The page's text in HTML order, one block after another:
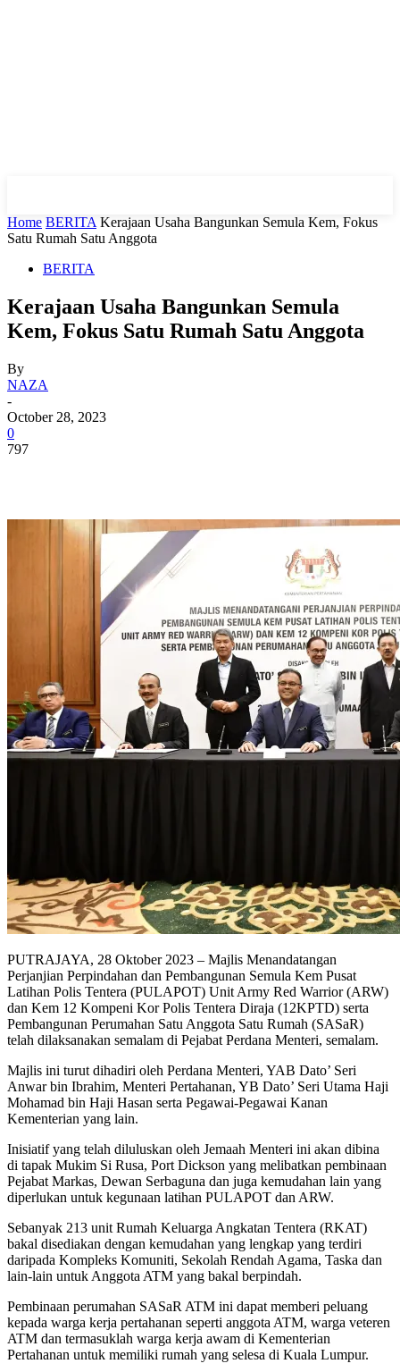
Home BERITA Kerajaan Usaha Bangunkan Semula Kem, Fokus
Satu Rumah Satu Anggota
BERITA
Kerajaan Usaha Bangunkan Semula
Kem, Fokus Satu Rumah Satu Anggota
By
NAZA
-
October 28, 2023
0
797
PUTRAJAYA, 28 Oktober 2023 – Majlis Menandatangan
Perjanjian Perpindahan dan Pembangunan Semula Kem Pusat
Latihan Polis Tentera (PULAPOT) Unit Army Red Warrior (ARW)
dan Kem 12 Kompeni Kor Polis Tentera Diraja (12KPTD) serta
Pembangunan Perumahan Satu Anggota Satu Rumah (SASaR)
telah dilaksanakan semalam di Pejabat Perdana Menteri, semalam.
Majlis ini turut dihadiri oleh Perdana Menteri, YAB Dato’ Seri
Anwar bin Ibrahim, Menteri Pertahanan, YB Dato’ Seri Utama Haji
Mohamad bin Haji Hasan serta Pegawai-Pegawai Kanan
Kementerian yang lain.
Inisiatif yang telah diluluskan oleh Jemaah Menteri ini akan dibina
di tapak Mukim Si Rusa, Port Dickson yang melibatkan pembinaan
Pejabat Markas, Dewan Serbaguna dan juga kemudahan lain yang
diperlukan untuk kegunaan latihan PULAPOT dan ARW.
Sebanyak 213 unit Rumah Keluarga Angkatan Tentera (RKAT)
bakal disediakan dengan kemudahan yang lengkap yang terdiri
daripada Kompleks Komuniti, Sekolah Rendah Agama, Taska dan
lain-lain untuk Anggota ATM yang bakal berpindah.
Pembinaan perumahan SASaR ATM ini dapat memberi peluang
kepada warga kerja pertahanan seperti anggota ATM, warga veteren
ATM dan termasuklah warga kerja awam di Kementerian
Pertahanan untuk memiliki rumah yang selesa di Kuala Lumpur.